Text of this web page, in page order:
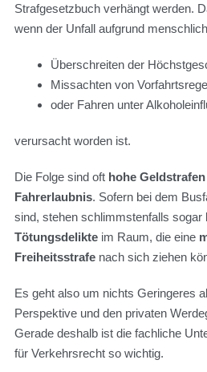
Strafgesetzbuch verhängt werden.
wenn der Unfall aufgrund
Überschreiten der
Missachten von
oder Fahren unter
verursacht worden ist.
Die Folge sind oft hohe Geldstrafen
Fahrerlaubnis. Sofern bei dem
sind, stehen schlimmstenfalls sogar
Tötungsdelikte im Raum, die eine
Freiheitsstrafe nach sich ziehen
Es geht also um nichts Geringeres
Perspektive und den privaten
Gerade deshalb ist die fachliche
für Verkehrsrecht so wichtig.